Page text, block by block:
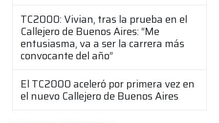
TC2000: Vivian, tras la prueba en el
Callejero de Buenos Aires: “Me
entusiasma, va a ser la carrera más
convocante del año”
El TC2000 aceleró por primera vez en
el nuevo Callejero de Buenos Aires